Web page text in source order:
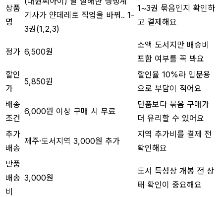
상품
명
기사가 얀데레로 직업을 바꿔.. 1-
3권(1,2,3)
1~3권 묶음인지 확인하
고 결제해요
정가 6,500원
소액 도서지만 배송비
포함 여부를 꼭 봐요
할인
가
5,850원
할인율 10%라 입문용
으로 부담이 적어요
배송
조건
6,000원 이상 구매 시 무료
단품보다 묶음 구매가
더 유리할 수 있어요
추가
배송
제주·도서지역 3,000원 추가
지역 추가비를 결제 전
확인해요
반품
배송
비
3,000원
도서 특성상 개봉 전 상
태 확인이 중요해요